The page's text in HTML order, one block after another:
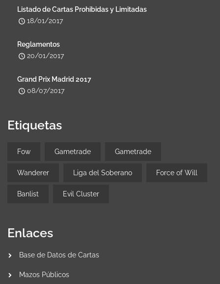
Listado de Cartas Prohibidas y Limitadas
18/01/2017
Reglamentos
20/01/2017
Grand Prix Madrid 2017
08/07/2017
Etiquetas
Fow Gametrade Gametrade
Wanderer Liga del Soberano Force of Will
Banlist Evil Cluster
Enlaces
Base de Datos de Cartas
Mazos Públicos